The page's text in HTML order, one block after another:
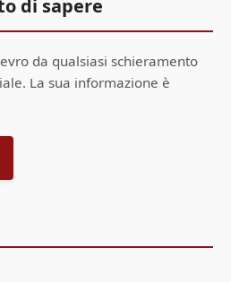
di sapere
da qualsiasi schieramento
La sua informazione è